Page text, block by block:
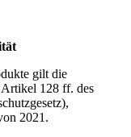
gilt die
Artikel 128 ff. des
2021.